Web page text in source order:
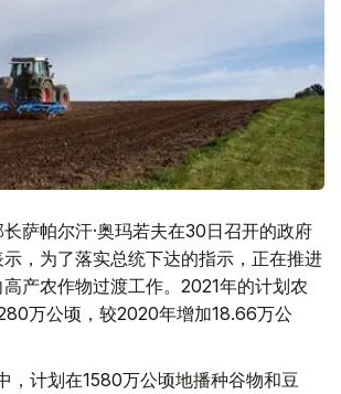
萨帕尔汗·奥玛若夫在30日召开的政府
，为了落实总统下达的指示，正在推进
产农作物过渡工作。2021年的计划农
万公顷，较2020年增加18.66万公
，计划在1580万公顷地播种谷物和豆